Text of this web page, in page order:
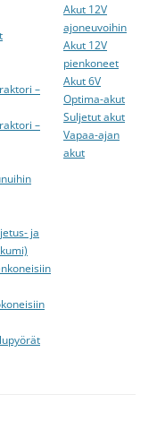
–
–
ja
Akut 12V
ajoneuvoihin
Akut 12V
pienkoneet
Akut 6V
Optima-akut
Suljetut akut
Vapaa-ajan
akut